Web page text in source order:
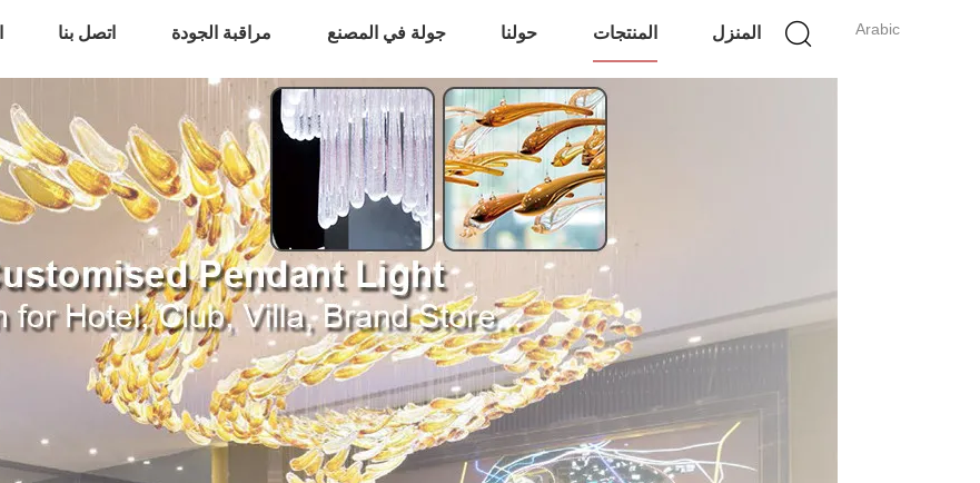
Arabic المنزل المنتجات حولنا جولة في المصنع مراقبة الجودة اتصل بنا